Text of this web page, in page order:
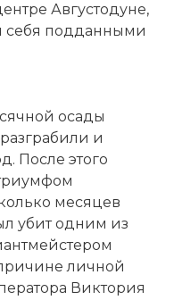
Августодуне,
себя подданными
осады
и
После этого
месяцев
убит одним из
личной
Виктория